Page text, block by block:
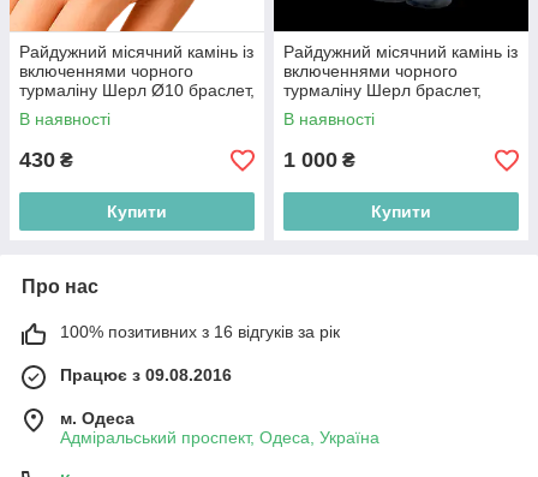
Райдужний місячний камінь із
включеннями чорного
турмаліну Шерл Ø10 браслет,
0168ТЛ
В наявності
430 ₴
Купити
Райдужний місячний камінь із
включеннями чорного
турмаліну Шерл браслет,
0168ТЛ
В наявності
1 000 ₴
Купити
Про нас
100% позитивних з 16 відгуків за рік
Працює з 09.08.2016
м. Одеса
Адміральський проспект, Одеса, Україна